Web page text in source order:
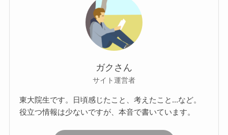
ガクさん
サイト運営者
東大院生です。日頃感じたこと、考えたこと...など。
役立つ情報は少ないですが、本音で書いています。